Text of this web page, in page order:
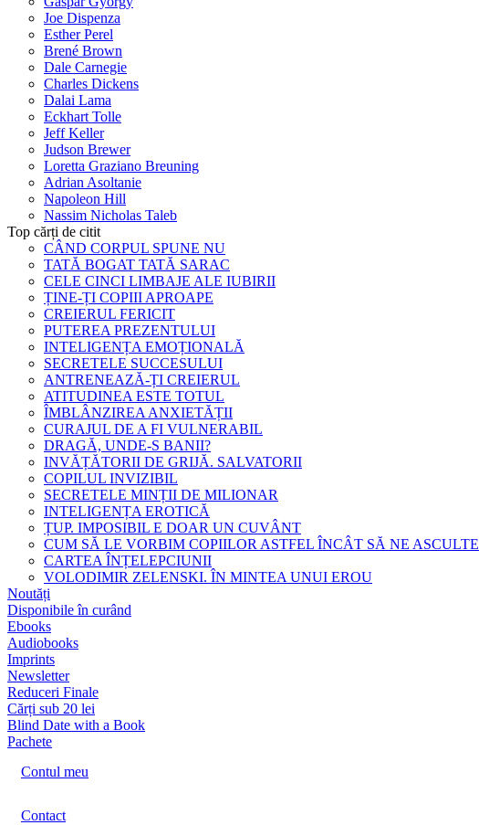
Joe Dispenza
Esther Perel
Brené Brown
Dale Carnegie
Charles Dickens
Dalai Lama
Eckhart Tolle
Jeff Keller
Judson Brewer
Loretta Graziano Breuning
Adrian Asoltanie
Napoleon Hill
Nassim Nicholas Taleb
Top cărți de citit
CÂND CORPUL SPUNE NU
TATĂ BOGAT TATĂ SARAC
CELE CINCI LIMBAJE ALE IUBIRII
ȚINE-ȚI COPIII APROAPE
CREIERUL FERICIT
PUTEREA PREZENTULUI
INTELIGENȚA EMOȚIONALĂ
SECRETELE SUCCESULUI
ANTRENEAZĂ-ȚI CREIERUL
ATITUDINEA ESTE TOTUL
ÎMBLÂNZIREA ANXIETĂȚII
CURAJUL DE A FI VULNERABIL
DRAGĂ, UNDE-S BANII?
INVĂȚĂTORII DE GRIJĂ. SALVATORII
COPILUL INVIZIBIL
SECRETELE MINȚII DE MILIONAR
INTELIGENȚA EROTICĂ
ȚUP. IMPOSIBIL E DOAR UN CUVÂNT
CUM SĂ LE VORBIM COPIILOR ASTFEL ÎNCÂT SĂ NE ASCULTE
CARTEA ÎNȚELEPCIUNII
VOLODIMIR ZELENSKI. ÎN MINTEA UNUI EROU
Noutăți
Disponibile în curând
Ebooks
Audiobooks
Imprints
Newsletter
Reduceri Finale
Cărți sub 20 lei
Blind Date with a Book
Pachete
Contul meu
Contact